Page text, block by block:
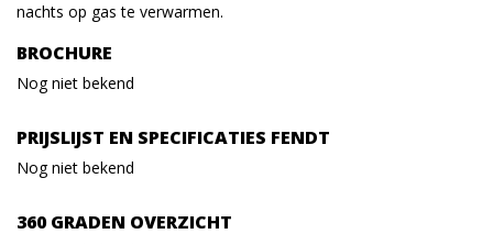
nachts op gas te verwarmen.
BROCHURE
Nog niet bekend
PRIJSLIJST EN SPECIFICATIES FENDT
Nog niet bekend
360 GRADEN OVERZICHT